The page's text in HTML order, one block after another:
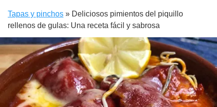
Tapas y pinchos » Deliciosos pimientos del piquillo
rellenos de gulas: Una receta fácil y sabrosa